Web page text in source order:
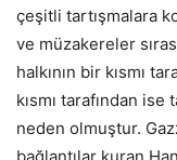
çeşitli tartışmalara
ve müzakereler
halkının bir kısmı
kısmı tarafından ise
neden olmuştur.